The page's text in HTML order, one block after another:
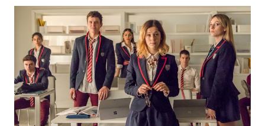
blaverismo valenciano o el de algunas plataformas
aragonesas como No hablamos catalán/No charrem català .
Así pues, cualquier aspecto relacionado con dicha unión
dinástica, como puedan ser la denominación de la misma, su
organización territorial o el idioma que hablaban sus
habitantes, puede resultar en la actualidad motivo de
afrenta, incluso entre los más doctos en la materia. La